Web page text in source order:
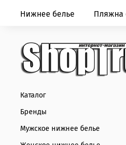
Нижнее белье Пляжна
Каталог
Бренды
Мужское нижнее белье